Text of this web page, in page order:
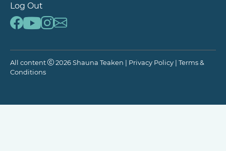
Log Out
All content 2026 Shauna Teaken | Privacy Policy | Terms &
Conditions